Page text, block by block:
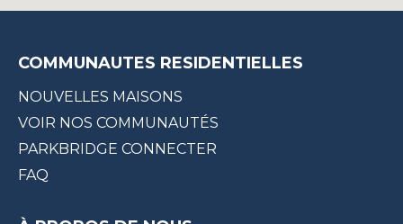
COMMUNAUTES RESIDENTIELLES
NOUVELLES MAISONS
VOIR NOS COMMUNAUTÉS
PARKBRIDGE CONNECTER
FAQ